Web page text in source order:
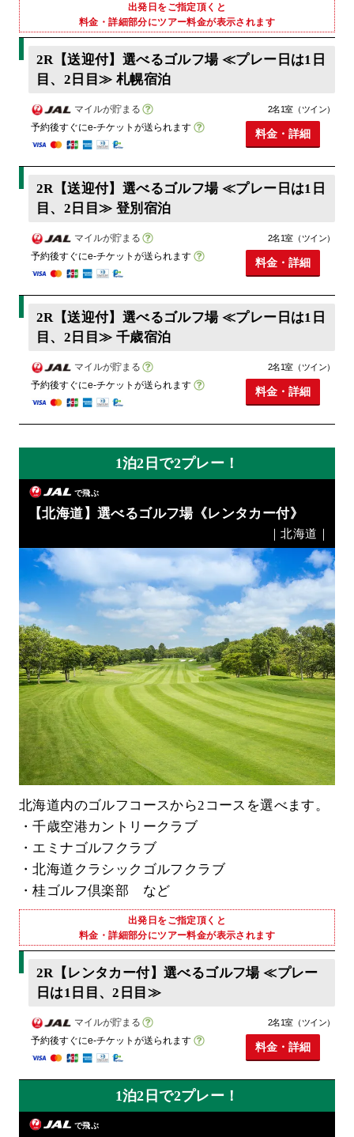
出発日をご指定頂くと
料金・詳細部分にツアー料金が表示されます
2R【送迎付】選べるゴルフ場 ≪プレー日は1日
目、2日目≫ 札幌宿泊
マイルが貯まる
予約後すぐにe-チケットが送られます
2名1室（ツイン）
料金・詳細
2R【送迎付】選べるゴルフ場 ≪プレー日は1日
目、2日目≫ 登別宿泊
マイルが貯まる
予約後すぐにe-チケットが送られます
2名1室（ツイン）
料金・詳細
2R【送迎付】選べるゴルフ場 ≪プレー日は1日
目、2日目≫ 千歳宿泊
マイルが貯まる
予約後すぐにe-チケットが送られます
2名1室（ツイン）
料金・詳細
1泊2日で2プレー！
で飛ぶ
【北海道】選べるゴルフ場《レンタカー付》
｜北海道｜
北海道内のゴルフコースから2コースを選べます。
・千歳空港カントリークラブ
・エミナゴルフクラブ
・北海道クラシックゴルフクラブ
・桂ゴルフ倶楽部 など
出発日をご指定頂くと
料金・詳細部分にツアー料金が表示されます
2R【レンタカー付】選べるゴルフ場 ≪プレー
日は1日目、2日目≫
マイルが貯まる
予約後すぐにe-チケットが送られます
2名1室（ツイン）
料金・詳細
1泊2日で2プレー！
で飛ぶ